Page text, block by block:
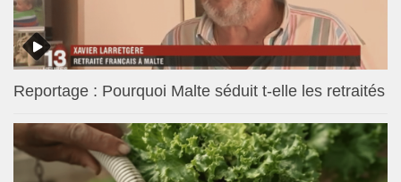
Reportage : Pourquoi Malte séduit t-elle les retraités